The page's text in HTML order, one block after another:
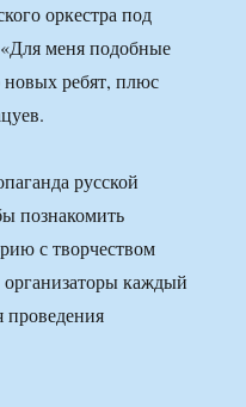
оркестра под
меня подобные
новых ребят, плюс
русской
познакомить
с творчеством
каждый
проведения